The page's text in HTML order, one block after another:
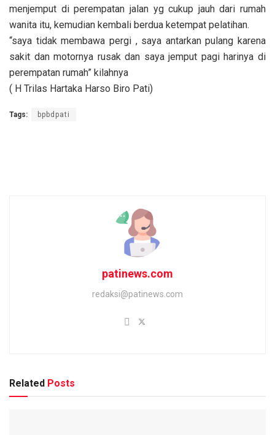
menjemput di perempatan jalan yg cukup jauh dari rumah
wanita itu, kemudian kembali berdua ketempat pelatihan.
“saya tidak membawa pergi , saya antarkan pulang karena
sakit dan motornya rusak dan saya jemput pagi harinya di
perempatan rumah” kilahnya
( H Trilas Hartaka Harso Biro Pati)
Tags: bpbdpati
patinews.com
redaksi@patinews.com
Related Posts